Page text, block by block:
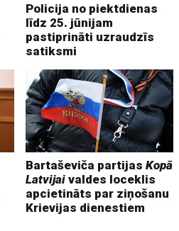
Policija no piektdienas
līdz 25. jūnijam
pastiprināti uzraudzīs
satiksmi
Bartaševiča partijasKopā
Latvijai valdes loceklis
apcietināts par ziņošanu
Krievijas dienestiem